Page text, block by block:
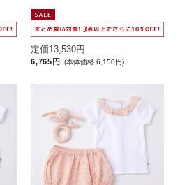
定価13,530円
6,765円 (本体価格:6,150円)